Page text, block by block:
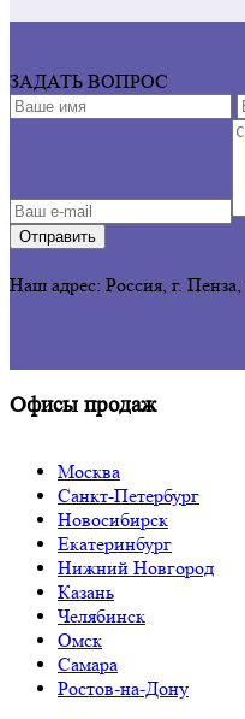
ЗАДАТЬ ВОПРОС
Отправить
Наш адрес: Россия, г. Пенза,
Офисы продаж
Москва
Санкт-Петербург
Новосибирск
Екатеринбург
Нижний Новгород
Казань
Челябинск
Омск
Самара
Ростов-на-Дону